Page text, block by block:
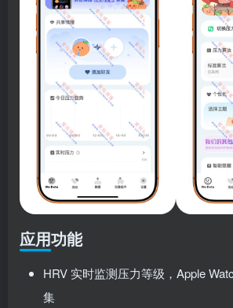
应用功能
HRV 实时监测压力等级，Apple
集